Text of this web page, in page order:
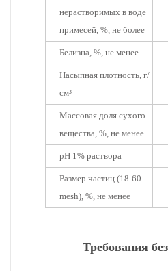
нерастворимых в воде
примесей, %, не более
Белизна, %, не менее
Насыпная плотность, г/
см³
Массовая доля сухого
вещества, %, не менее
рН 1% раствора
Размер частиц (18-60
mesh), %, не менее
Требования